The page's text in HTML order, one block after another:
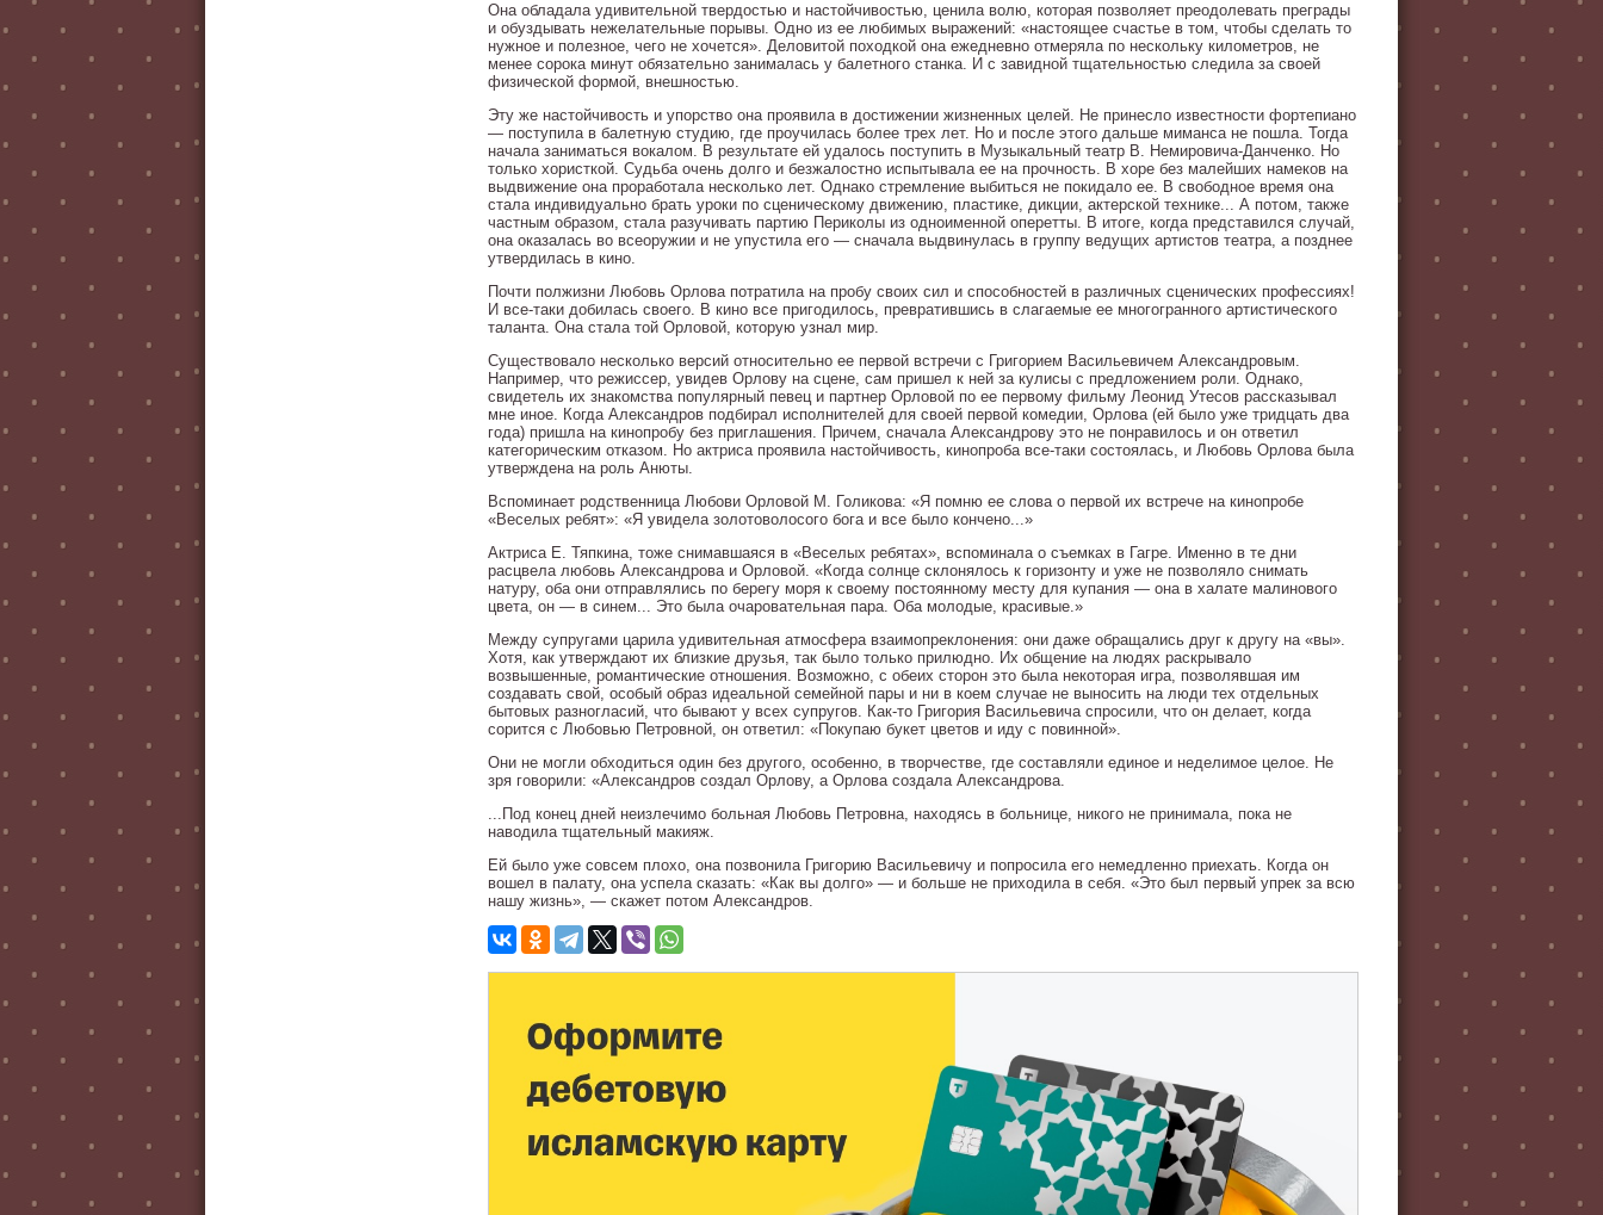
Она обладала удивительной твердостью и настойчивостью, ценила волю, которая позволяет преодолевать преграды
и обуздывать нежелательные порывы. Одно из ее любимых выражений: «настоящее счастье в том, чтобы сделать то
нужное и полезное, чего не хочется». Деловитой походкой она ежедневно отмеряла по нескольку километров, не
менее сорока минут обязательно занималась у балетного станка. И с завидной тщательностью следила за своей
физической формой, внешностью.
Эту же настойчивость и упорство она проявила в достижении жизненных целей. Не принесло известности фортепиано
— поступила в балетную студию, где проучилась более трех лет. Но и после этого дальше миманса не пошла. Тогда
начала заниматься вокалом. В результате ей удалось поступить в Музыкальный театр В. Немировича-Данченко. Но
только хористкой. Судьба очень долго и безжалостно испытывала ее на прочность. В хоре без малейших намеков на
выдвижение она проработала несколько лет. Однако стремление выбиться не покидало ее. В свободное время она
стала индивидуально брать уроки по сценическому движению, пластике, дикции, актерской технике... А потом, также
частным образом, стала разучивать партию Периколы из одноименной оперетты. В итоге, когда представился случай,
она оказалась во всеоружии и не упустила его — сначала выдвинулась в группу ведущих артистов театра, а позднее
утвердилась в кино.
Почти полжизни Любовь Орлова потратила на пробу своих сил и способностей в различных сценических профессиях!
И все-таки добилась своего. В кино все пригодилось, превратившись в слагаемые ее многогранного артистического
таланта. Она стала той Орловой, которую узнал мир.
Существовало несколько версий относительно ее первой встречи с Григорием Васильевичем Александровым.
Например, что режиссер, увидев Орлову на сцене, сам пришел к ней за кулисы с предложением роли. Однако,
свидетель их знакомства популярный певец и партнер Орловой по ее первому фильму Леонид Утесов рассказывал
мне иное. Когда Александров подбирал исполнителей для своей первой комедии, Орлова (ей было уже тридцать два
года) пришла на кинопробу без приглашения. Причем, сначала Александрову это не понравилось и он ответил
категорическим отказом. Но актриса проявила настойчивость, кинопроба все-таки состоялась, и Любовь Орлова была
утверждена на роль Анюты.
Вспоминает родственница Любови Орловой М. Голикова: «Я помню ее слова о первой их встрече на кинопробе
«Веселых ребят»: «Я увидела золотоволосого бога и все было кончено...»
Актриса Е. Тяпкина, тоже снимавшаяся в «Веселых ребятах», вспоминала о съемках в Гагре. Именно в те дни
расцвела любовь Александрова и Орловой. «Когда солнце склонялось к горизонту и уже не позволяло снимать
натуру, оба они отправлялись по берегу моря к своему постоянному месту для купания — она в халате малинового
цвета, он — в синем... Это была очаровательная пара. Оба молодые, красивые.»
Между супругами царила удивительная атмосфера взаимопреклонения: они даже обращались друг к другу на «вы».
Хотя, как утверждают их близкие друзья, так было только прилюдно. Их общение на людях раскрывало
возвышенные, романтические отношения. Возможно, с обеих сторон это была некоторая игра, позволявшая им
создавать свой, особый образ идеальной семейной пары и ни в коем случае не выносить на люди тех отдельных
бытовых разногласий, что бывают у всех супругов. Как-то Григория Васильевича спросили, что он делает, когда
сорится с Любовью Петровной, он ответил: «Покупаю букет цветов и иду с повинной».
Они не могли обходиться один без другого, особенно, в творчестве, где составляли единое и неделимое целое. Не
зря говорили: «Александров создал Орлову, а Орлова создала Александрова.
...Под конец дней неизлечимо больная Любовь Петровна, находясь в больнице, никого не принимала, пока не
наводила тщательный макияж.
Ей было уже совсем плохо, она позвонила Григорию Васильевичу и попросила его немедленно приехать. Когда он
вошел в палату, она успела сказать: «Как вы долго» — и больше не приходила в себя. «Это был первый упрек за всю
нашу жизнь», — скажет потом Александров.